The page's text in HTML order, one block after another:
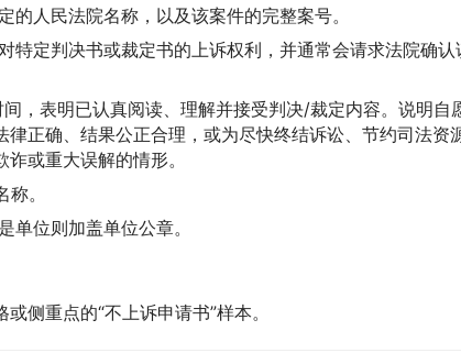
的人民法院名称，以及该案件的完整案号。
特定判决书或裁定书的上诉权利，并通常会请求法院确认
，表明已认真阅读、理解并接受判决/裁定内容。说明自
正确、结果公正合理，或为尽快终结诉讼、节约司法资
或重大误解的情形。
。
单位则加盖单位公章。
侧重点的“不上诉申请书”样本。